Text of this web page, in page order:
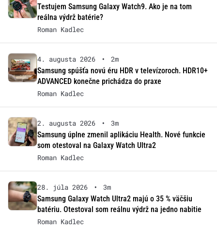
Testujem Samsung Galaxy Watch9. Ako je na tom
reálna výdrž batérie?
Roman Kadlec
4. augusta 2026 •
2m
Samsung spúšťa novú éru HDR v televízoroch. HDR10+
ADVANCED konečne prichádza do praxe
Roman Kadlec
2. augusta 2026 •
3m
Samsung úplne zmenil aplikáciu Health. Nové funkcie
som otestoval na Galaxy Watch Ultra2
Roman Kadlec
28. júla 2026 •
3m
Samsung Galaxy Watch Ultra2 majú o 35 % väčšiu
batériu. Otestoval som reálnu výdrž na jedno nabitie
Roman Kadlec